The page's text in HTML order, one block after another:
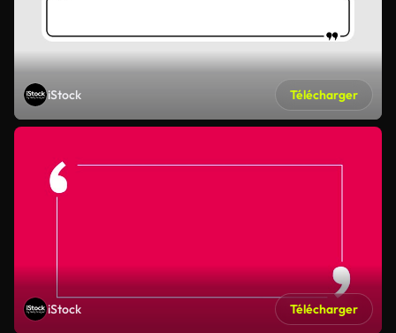
iStock Télécharger
iStock Télécharger